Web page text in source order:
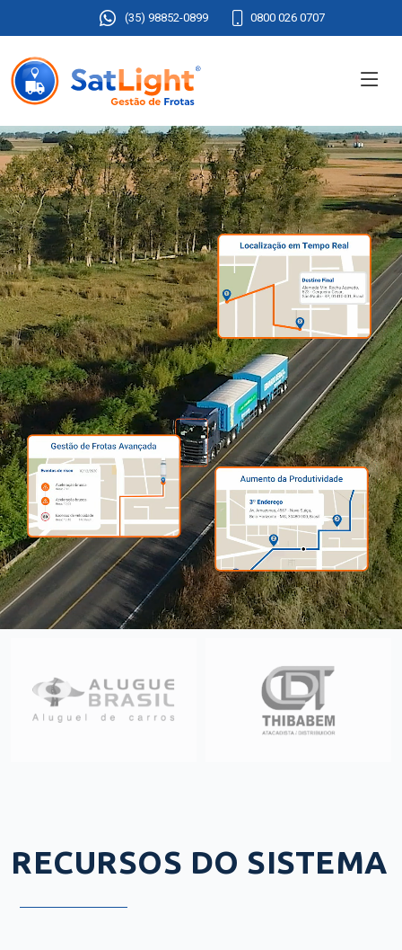
(35) 98852-0899 0800 026 0707
RECURSOS DO SISTEMA